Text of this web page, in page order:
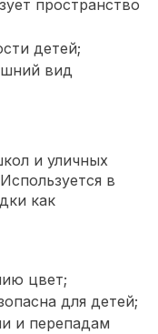
пространство
детей;
вид
и уличных
в
как
цвет;
для детей;
и перепадам